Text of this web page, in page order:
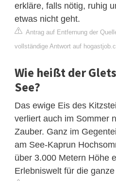
erkläre, falls nötig, ruhig
etwas nicht geht.
Antrag auf Entfernung der
vollständige Antwort auf
Wie heißt der
See?
Das ewige Eis des
verliert auch im Sommer
Zauber. Ganz im
am See-Kaprun
über 3.000 Metern Höhe
Erlebniswelt für die